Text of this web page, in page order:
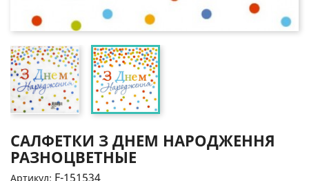
САЛФЕТКИ З ДНЕМ НАРОДЖЕННЯ
РАЗНОЦВЕТНЫЕ
Артикул: F-151534